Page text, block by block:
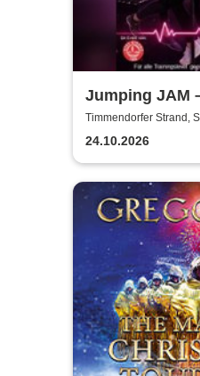
Jumping JAM
Marathon
Timmendorfer Strand,
Timmendorf
24.10.2026